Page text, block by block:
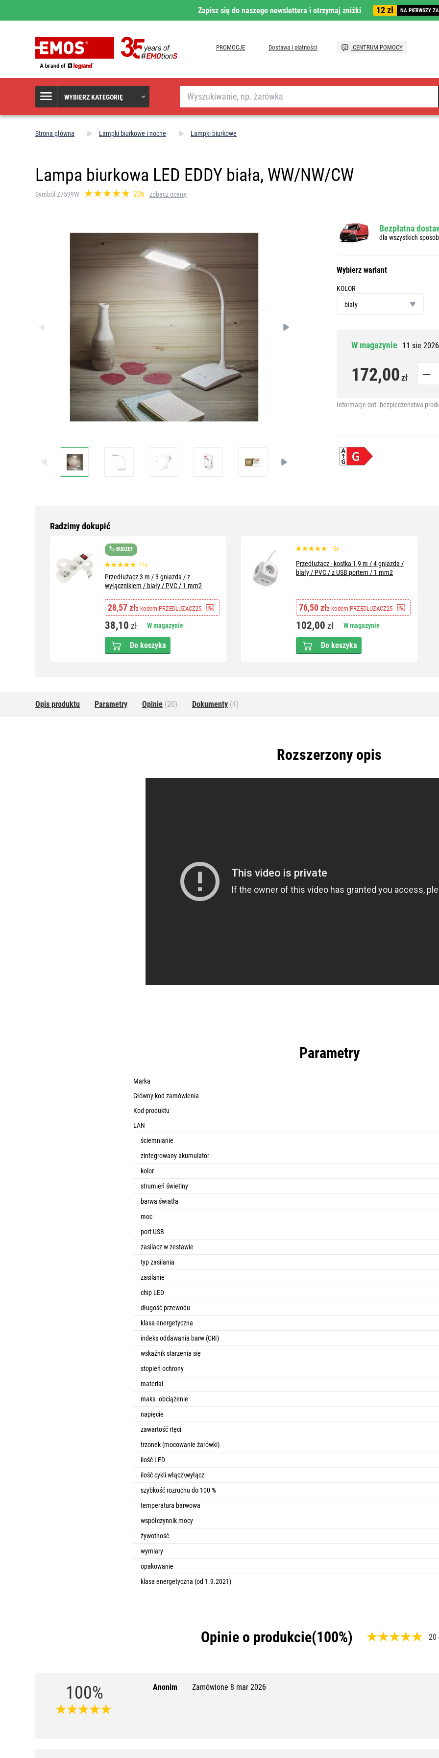
Zapisz się do naszego newslettera i otrzymaj zniżki 12 zł NA PIERWSZY
PROMOCJE Dostawa i płatności CENTRUM POMOCY
WYBIERZ KATEGORIĘ
Szukaj
Strona główna Lampki biurkowe i nocne Lampki biurkowe
Lampa biurkowa LED EDDY biała, WW/NW/CW
Symbol Z7599W 20x zobacz ocenę
Bezpłatna
dla wszystkich
Wybierz wariant
KOLOR
biały
W magazynie 11 sie
172,00zł
Informacje dot. bezpieczeństwa
Radzimy dokupić
🏷️ BUDŻET
11x
Przedłużacz 3 m / 3 gniazda / z
wyłącznikiem / biały / PVC / 1 mm2
28,57 złz kodem:PRZEDLUZACZ25
38,10 zł W magazynie
Do koszyka
15x
Przedłużacz - kostka 1,9 m / 4 gniazda /
biały / PVC / z USB portem / 1 mm2
76,50 złz kodem:PRZEDLUZACZ25
102,00 zł W magazynie
Do koszyka
Opis produktu Parametry Opinie (20) Dokumenty (4)
Rozszerzony opis
Parametry
Marka
Główny kod zamówienia
Kod produktu
EAN
ściemnianie
zintegrowany akumulator
kolor
strumień świetlny
barwa światła
moc
port USB
zasilacz w zestawie
typ zasilania
zasilanie
chip LED
długość przewodu
klasa energetyczna
indeks oddawania barw (CRI)
wskaźnik starzenia się
stopień ochrony
materiał
maks. obciążenie
napięcie
zawartość rtęci
trzonek (mocowanie żarówki)
ilość LED
ilość cykli włącz\wyłącz
szybkość rozruchu do 100 %
temperatura barwowa
współczynnik mocy
żywotność
wymiary
opakowanie
klasa energetyczna (od 1.9.2021)
Opinie o produkcie
,
0
(100%) 20
100% Anonim Zamówione 8 mar 2026